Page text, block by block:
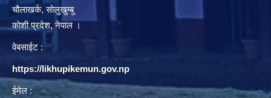
चौलाखर्क, सोलुखुम्बु
काेशी प्रदेश, नेपाल ।
वेबसाईट :
https://likhupikemun.gov.np
ईमेल :